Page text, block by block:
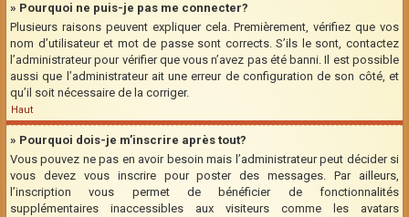
» Pourquoi ne puis-je pas me connecter?
Plusieurs raisons peuvent expliquer cela. Premièrement, vérifiez que vos
nom d’utilisateur et mot de passe sont corrects. S’ils le sont, contactez
l’administrateur pour vérifier que vous n’avez pas été banni. Il est possible
aussi que l’administrateur ait une erreur de configuration de son côté, et
qu’il soit nécessaire de la corriger.
Haut
» Pourquoi dois-je m’inscrire après tout?
Vous pouvez ne pas en avoir besoin mais l’administrateur peut décider si
vous devez vous inscrire pour poster des messages. Par ailleurs,
l’inscription vous permet de bénéficier de fonctionnalités
supplémentaires inaccessibles aux visiteurs comme les avatars